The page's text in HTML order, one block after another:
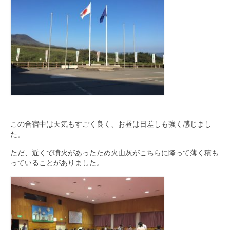
九大フィル特集ページ
団員専用ページ
この合宿中は天気もすごく良く、お昼は日差しも強く感じまし
た。
ただ、近くで噴火があったため火山灰がこちらに降って薄く積も
っていることがありました。